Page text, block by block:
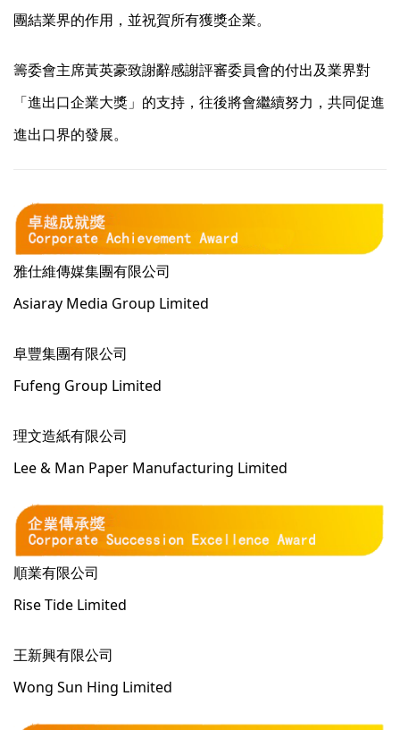
團結業界的作用，並祝賀所有獲獎企業。
籌委會主席黃英豪致謝辭感謝評審委員會的付出及業界對
「進出口企業大獎」的支持，往後將會繼續努力，共同促進
進出口界的發展。
雅仕維傳媒集團有限公司
Asiaray Media Group Limited
阜豐集團有限公司
Fufeng Group Limited
理文造紙有限公司
Lee & Man Paper Manufacturing Limited
順業有限公司
Rise Tide Limited
王新興有限公司
Wong Sun Hing Limited